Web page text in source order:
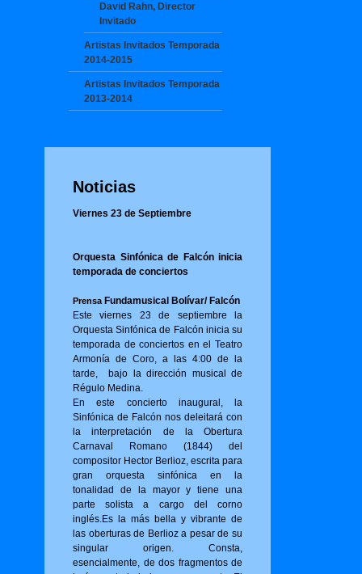
David Rahn, Director
Invitado
Artistas Invitados Temporada
2014-2015
Artistas Invitados Temporada
2013-2014
Noticias
Viernes 23 de Septiembre
Orquesta Sinfónica de Falcón inicia
temporada de conciertos
PrensaFundamusical Bolívar/ Falcón
Este viernes 23 de septiembre la
Orquesta Sinfónica de Falcón inicia su
temporada de conciertos en el Teatro
Armonía de Coro, a las 4:00 de la
tarde, bajo la dirección musical de
Régulo Medina.
En este concierto inaugural, la
Sinfónica de Falcón nos deleitará con
la interpretación de la Obertura
Carnaval Romano (1844) del
compositor Hector Berlioz, escrita para
gran orquesta sinfónica en la
tonalidad de la mayor y tiene una
parte solista a cargo del corno
inglés.Es la más bella y vibrante de
las oberturas de Berlioz a pesar de su
singular origen. Consta,
esencialmente, de dos fragmentos de